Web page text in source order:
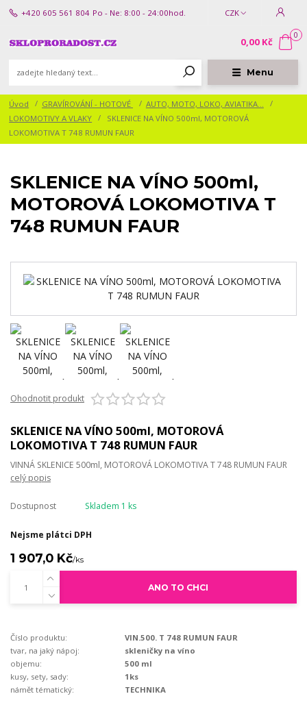
Menu
CZK
+420 605 561 804 Po - Ne: 8:00 - 24:00hod.
0
0,00 Kč
Úvod GRAVÍROVÁNÍ - HOTOVÉ
AUTO, MOTO, LOKO, AVIATIKA...
LOKOMOTIVY A VLAKY
SKLENICE NA VÍNO 500ml, MOTOROVÁ
LOKOMOTIVA T 748 RUMUN FAUR
SKLENICE NA VÍNO 500ml,
MOTOROVÁ LOKOMOTIVA T
748 RUMUN FAUR
Ohodnotit produkt
SKLENICE NA VÍNO 500ml, MOTOROVÁ
LOKOMOTIVA T 748 RUMUN FAUR
VINNÁ SKLENICE 500ml, MOTOROVÁ LOKOMOTIVA T 748 RUMUN FAUR
celý popis
Dostupnost Skladem 1 ks
Nejsme plátci DPH
1 907,0 Kč/ks
ANO TO CHCI
Číslo produktu:
VIN.500. T 748 RUMUN FAUR
tvar, na jaký nápoj:
skleničky na víno
objemu:
500 ml
kusy, sety, sady:
1ks
námět tématický:
TECHNIKA